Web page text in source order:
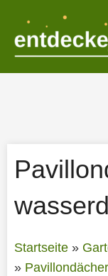
springen
Startseite»
» Pavillondächer